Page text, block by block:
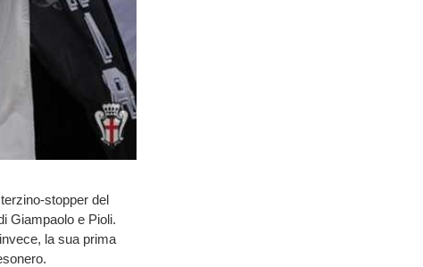
stopper del
Giampaolo e Pioli.
la sua prima